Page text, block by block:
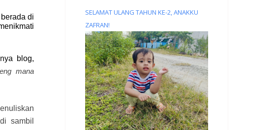
di
blog,
mana
sambil
SELAMAT ULANG TAHUN KE-2, ANAKKU
ZAFRAN!